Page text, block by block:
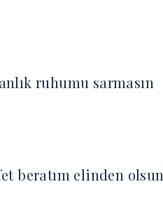
ruhumu sarmasın
beratım elinden olsun